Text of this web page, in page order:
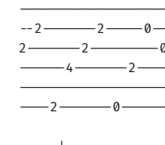
--2-------2-----
2-------2---------
------4-------
----2-------